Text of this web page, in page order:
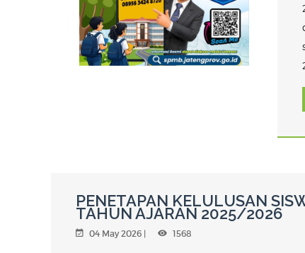
PENETAPAN KELULUSAN
TAHUN AJARAN 2025/2026
04 May 2026 | 1568